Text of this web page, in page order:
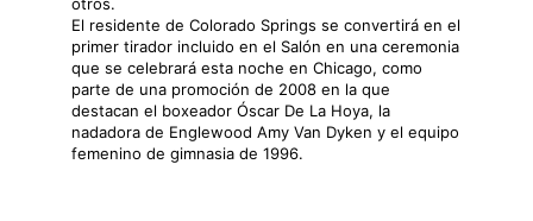
otros.
El residente de Colorado Springs se convertirá en el
primer tirador incluido en el Salón en una ceremonia
que se celebrará esta noche en Chicago, como
parte de una promoción de 2008 en la que
destacan el boxeador Óscar De La Hoya, la
nadadora de Englewood Amy Van Dyken y el equipo
femenino de gimnasia de 1996.